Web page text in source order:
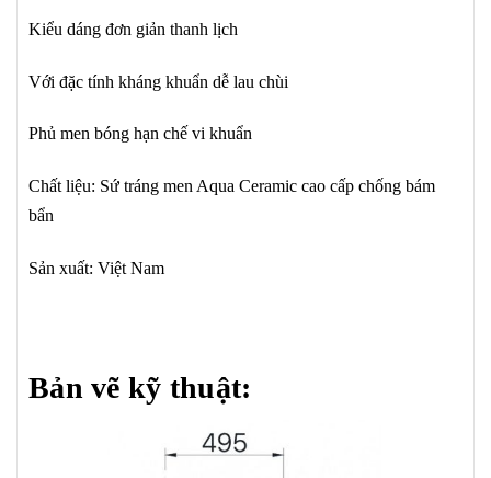
Kiểu dáng đơn giản thanh lịch
Với đặc tính kháng khuẩn dễ lau chùi
Phủ men bóng hạn chế vi khuẩn
Chất liệu: Sứ tráng men Aqua Ceramic cao cấp chống bám
bẩn
Sản xuất: Việt Nam
Bản vẽ kỹ thuật: